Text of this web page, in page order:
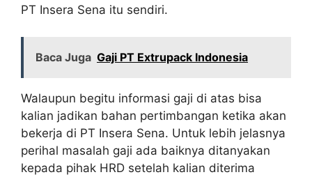
PT Insera Sena itu sendiri.
Baca Juga Gaji PT Extrupack Indonesia
Walaupun begitu informasi gaji di atas bisa
kalian jadikan bahan pertimbangan ketika akan
bekerja di PT Insera Sena. Untuk lebih jelasnya
perihal masalah gaji ada baiknya ditanyakan
kepada pihak HRD setelah kalian diterima